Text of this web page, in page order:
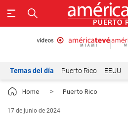
Temas del día Puerto Rico EEUU
Home > Puerto Rico
17 de junio de 2024